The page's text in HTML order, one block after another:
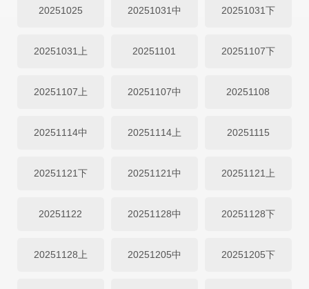
20251025 20251031中 20251031下
20251031上 20251101 20251107下
20251107上 20251107中 20251108
20251114中 20251114上 20251115
20251121下 20251121中 20251121上
20251122 20251128中 20251128下
20251128上 20251205中 20251205下